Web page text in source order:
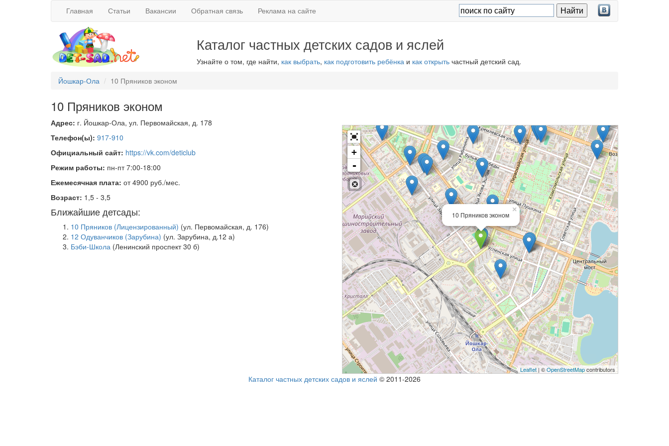
Главная Статьи Вакансии Обратная связь Реклама на сайте
Каталог частных детских садов и яслей
Узнайте о том, где найти, как выбрать, как подготовить ребёнкаи как открытьчастный детский сад.
Йошкар-Ола
10 Пряников эконом
10 Пряников эконом
Адрес: г. Йошкар-Ола, ул. Первомайская, д. 178
Телефон(ы): 917-910
Официальный сайт: https://vk.com/deticlub
Режим работы: пн-пт 7:00-18:00
Ежемесячная плата: от 4900 руб./мес.
Возраст: 1,5 - 3,5
Ближайшие детсады:
10 Пряников (Лицензированный) (ул. Первомайская, д. 176)
12 Одуванчиков (Зарубина) (ул. Зарубина, д.12 а)
Бэби-Школа (Ленинский проспект 30 б)
×
10 Пряников эконом
+
-
Leaflet | ©OpenStreetMapcontributors
Каталог частных детских садов и яслей © 2011-2026